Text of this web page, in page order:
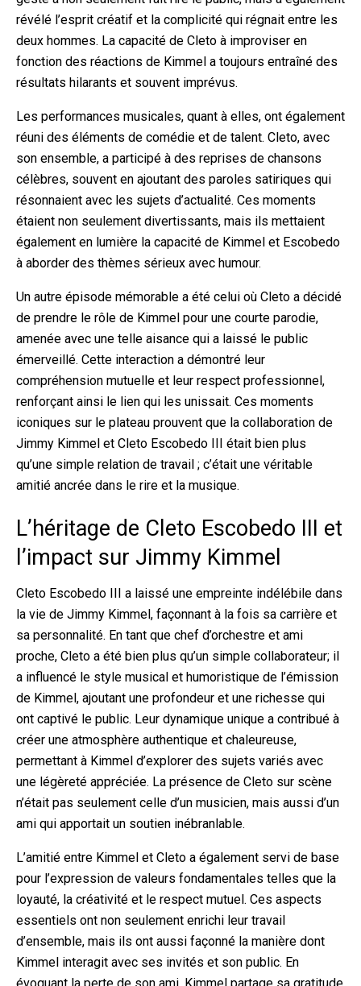
révélé l’esprit créatif et la complicité qui régnait entre les
deux hommes. La capacité de Cleto à improviser en
fonction des réactions de Kimmel a toujours entraîné des
résultats hilarants et souvent imprévus.
Les performances musicales, quant à elles, ont également
réuni des éléments de comédie et de talent. Cleto, avec
son ensemble, a participé à des reprises de chansons
célèbres, souvent en ajoutant des paroles satiriques qui
résonnaient avec les sujets d’actualité. Ces moments
étaient non seulement divertissants, mais ils mettaient
également en lumière la capacité de Kimmel et Escobedo
à aborder des thèmes sérieux avec humour.
Un autre épisode mémorable a été celui où Cleto a décidé
de prendre le rôle de Kimmel pour une courte parodie,
amenée avec une telle aisance qui a laissé le public
émerveillé. Cette interaction a démontré leur
compréhension mutuelle et leur respect professionnel,
renforçant ainsi le lien qui les unissait. Ces moments
iconiques sur le plateau prouvent que la collaboration de
Jimmy Kimmel et Cleto Escobedo III était bien plus
qu’une simple relation de travail ; c’était une véritable
amitié ancrée dans le rire et la musique.
L’héritage de Cleto Escobedo III et
l’impact sur Jimmy Kimmel
Cleto Escobedo III a laissé une empreinte indélébile dans
la vie de Jimmy Kimmel, façonnant à la fois sa carrière et
sa personnalité. En tant que chef d’orchestre et ami
proche, Cleto a été bien plus qu’un simple collaborateur; il
a influencé le style musical et humoristique de l’émission
de Kimmel, ajoutant une profondeur et une richesse qui
ont captivé le public. Leur dynamique unique a contribué à
créer une atmosphère authentique et chaleureuse,
permettant à Kimmel d’explorer des sujets variés avec
une légèreté appréciée. La présence de Cleto sur scène
n’était pas seulement celle d’un musicien, mais aussi d’un
ami qui apportait un soutien inébranlable.
L’amitié entre Kimmel et Cleto a également servi de base
pour l’expression de valeurs fondamentales telles que la
loyauté, la créativité et le respect mutuel. Ces aspects
essentiels ont non seulement enrichi leur travail
d’ensemble, mais ils ont aussi façonné la manière dont
Kimmel interagit avec ses invités et son public. En